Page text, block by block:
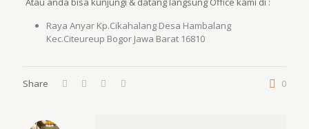
Raya Anyar Kp.Cikahalang Desa Hambalang
Kec.Citeureup Bogor Jawa Barat 16810
Share 0